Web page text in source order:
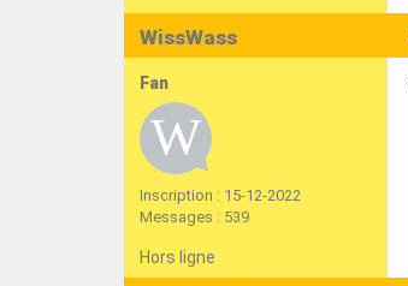
WissWass
Fan
Inscription : 15-12-2022
Messages : 539
Hors ligne